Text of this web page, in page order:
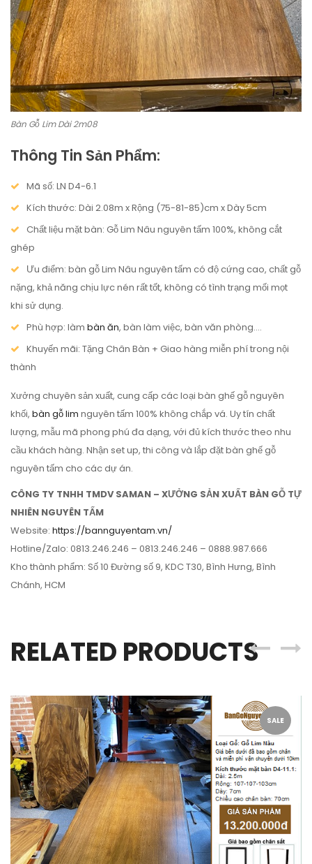
Bàn Gỗ Lim Dài 2m08
Thông Tin Sản Phẩm:
Mã số: LN D4-6.1
Kích thước: Dài 2.08m x Rộng (75-81-85)cm x Dày 5cm
Chất liệu mặt bàn: Gỗ Lim Nâu nguyên tấm 100%, không cắt
ghép
Ưu điểm: bàn gỗ Lim Nâu nguyên tấm có độ cứng cao, chất gỗ
nặng, khả năng chịu lực nén rất tốt, không có tình trạng mối mọt
khi sử dụng.
Phù hợp: làm bàn ăn, bàn làm việc, bàn văn phòng….
Khuyến mãi: Tặng Chân Bàn + Giao hàng miễn phí trong nội
thành
Xưởng chuyên sản xuất, cung cấp các loại bàn ghế gỗ nguyên
khối, bàn gỗ lim nguyên tấm 100% không chắp vá. Uy tín chất
lượng, mẫu mã phong phú đa dạng, với đủ kích thước theo nhu
cầu khách hàng. Nhận set up, thi công và lắp đặt bàn ghế gỗ
nguyên tấm cho các dự án.
CÔNG TY TNHH TMDV SAMAN – XƯỞNG SẢN XUẤT BÀN GỖ TỰ
NHIÊN NGUYÊN TẤM
Website: https://bannguyentam.vn/
Hotline/Zalo: 0813.246.246 – 0813.246.246 – 0888.987.666
Kho thành phẩm: Số 10 Đường số 9, KDC T30, Bình Hưng, Bình
Chánh, HCM
RELATED PRODUCTS
SALE